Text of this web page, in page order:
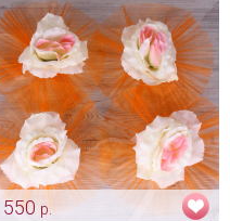
550 р.